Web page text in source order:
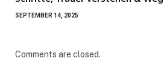
SEPTEMBER 14, 2025
Comments are closed.